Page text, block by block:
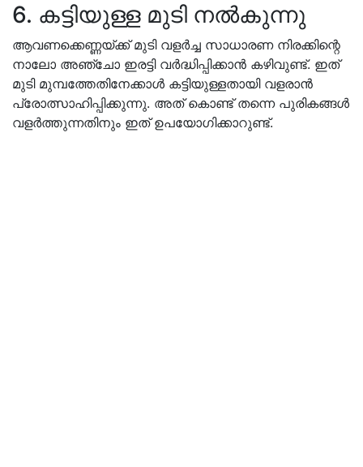
6. കട്ടിയുള്ള മുടി നൽകുന്നു
ആവണക്കെണ്ണയ്ക്ക് മുടി വളർച്ച സാധാരണ നിരക്കിന്റെ
നാലോ അഞ്ചോ ഇരട്ടി വർദ്ധിപ്പിക്കാൻ കഴിവുണ്ട്. ഇത്
മുടി മുമ്പത്തേതിനേക്കാൾ കട്ടിയുള്ളതായി വളരാൻ
പ്രോത്സാഹിപ്പിക്കുന്നു. അത് കൊണ്ട് തന്നെ പുരികങ്ങൾ
വളർത്തുന്നതിനും ഇത് ഉപയോഗിക്കാറുണ്ട്.